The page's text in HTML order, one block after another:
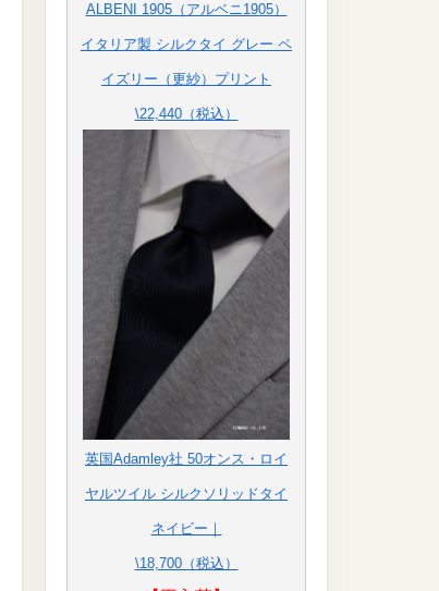
ALBENI 1905（アルベニ1905）
イタリア製 シルクタイ グレー ペ
イズリー（更紗）プリント
\22,440（税込）
英国Adamley社 50オンス・ロイ
ヤルツイル シルクソリッドタイ
ネイビー｜
\18,700（税込）